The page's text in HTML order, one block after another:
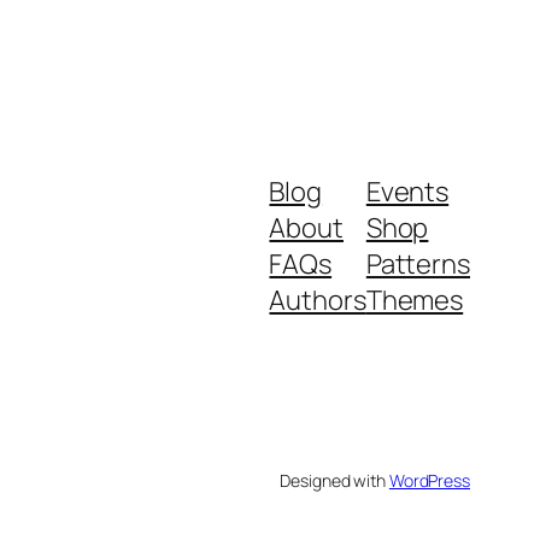
Blog
About
FAQs
Authors
Events
Shop
Patterns
Themes
Designed withWordPress